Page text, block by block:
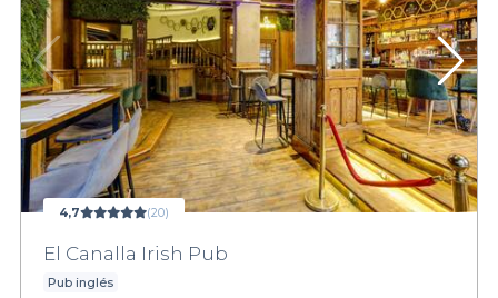
4,7 (20)
El Canalla Irish Pub
Pub inglés